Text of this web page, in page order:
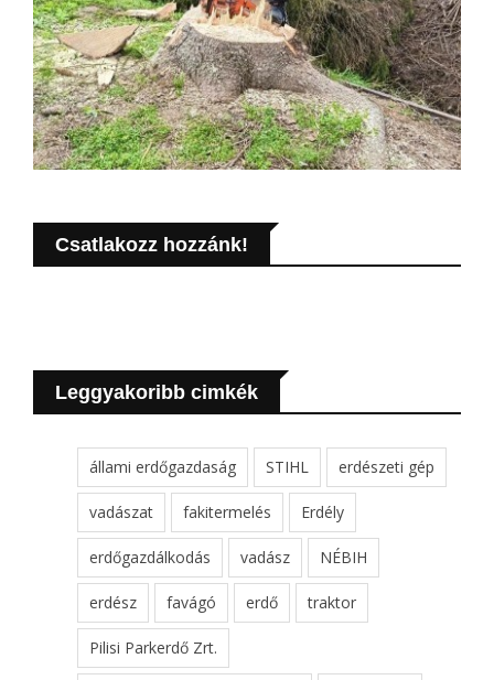
Csatlakozz hozzánk!
Leggyakoribb cimkék
állami erdőgazdaság STIHL erdészeti gép
vadászat fakitermelés Erdély
erdőgazdálkodás vadász NÉBIH
erdész favágó erdő traktor
Pilisi Parkerdő Zrt.